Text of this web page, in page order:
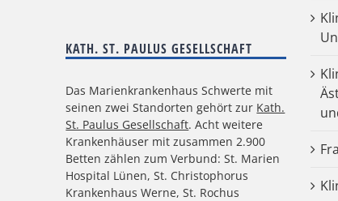
KATH. ST. PAULUS GESELLSCHAFT
Das Marienkrankenhaus Schwerte mit
seinen zwei Standorten gehört zur Kath.
St. Paulus Gesellschaft. Acht weitere
Krankenhäuser mit zusammen 2.900
Betten zählen zum Verbund: St. Marien
Hospital Lünen, St. Christophorus
Krankenhaus Werne, St. Rochus